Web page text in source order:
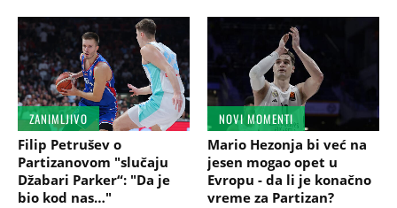
ZANIMLJIVO
Filip Petrušev o
Partizanovom "slučaju
Džabari Parker“: "Da je
bio kod nas…"
NOVI MOMENTI
Mario Hezonja bi već na
jesen mogao opet u
Evropu - da li je konačno
vreme za Partizan?